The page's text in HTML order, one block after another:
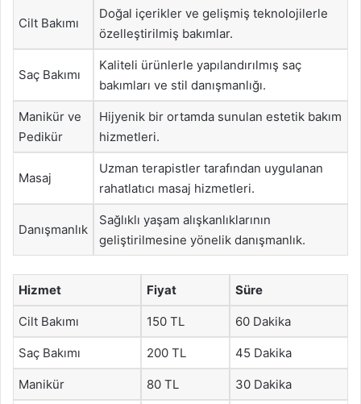
Cilt Bakımı
Doğal içerikler ve gelişmiş teknolojilerle
özelleştirilmiş bakımlar.
Saç Bakımı
Kaliteli ürünlerle yapılandırılmış saç
bakımları ve stil danışmanlığı.
Manikür ve
Pedikür
Hijyenik bir ortamda sunulan estetik bakım
hizmetleri.
Masaj
Uzman terapistler tarafından uygulanan
rahatlatıcı masaj hizmetleri.
Danışmanlık
Sağlıklı yaşam alışkanlıklarının
geliştirilmesine yönelik danışmanlık.
Hizmet Fiyat Süre
Cilt Bakımı 150 TL 60 Dakika
Saç Bakımı 200 TL 45 Dakika
Manikür 80 TL 30 Dakika